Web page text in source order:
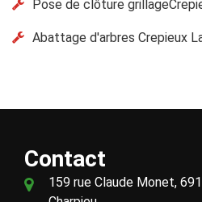
Pose de clôture
Abattage d'arbres Crepieux
Contact
159 rue Claude Monet,